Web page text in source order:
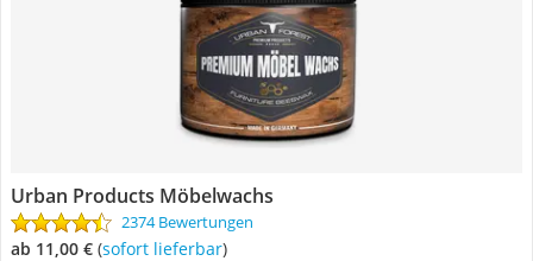
Urban Products Möbelwachs
2374 Bewertungen
ab 11,00 € ( Sofort lieferbar)